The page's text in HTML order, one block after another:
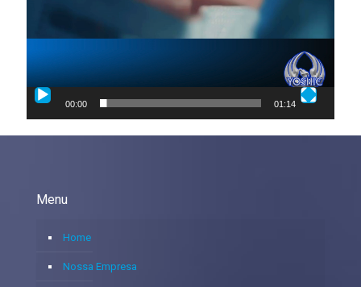
00:00 01:14
Menu
Home
Nossa Empresa